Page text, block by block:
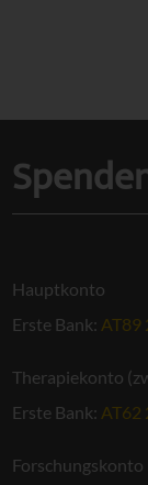
Hauptkonto
Erste Bank: AT89
Therapiekonto
Erste Bank: AT62